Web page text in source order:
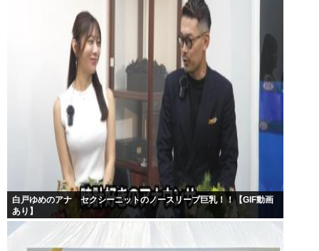
白戸ゆめのアナ セクシーニットのノースリーブ巨乳！！【GIF動画
あり】